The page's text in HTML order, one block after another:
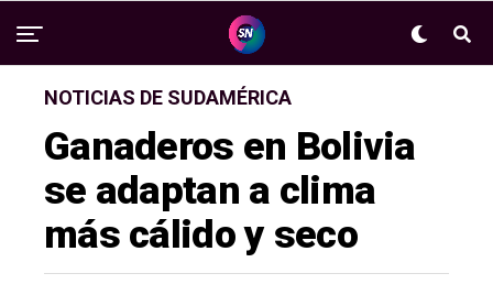
NOTICIAS DE SUDAMÉRICA
Ganaderos en Bolivia
se adaptan a clima
más cálido y seco